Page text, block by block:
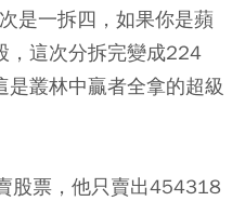
是一拆四，如果你是蘋
，這次分拆完變成224
是叢林中贏者全拿的超級
股票，他只賣出454318